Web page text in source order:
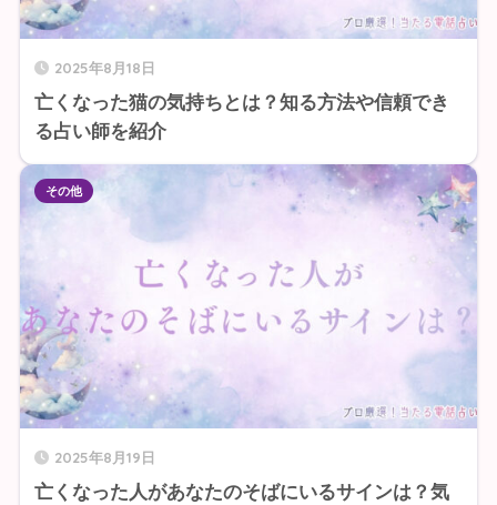
2025年8月18日
亡くなった猫の気持ちとは？知る方法や信頼でき
る占い師を紹介
2025年8月19日
亡くなった人があなたのそばにいるサインは？気
その他